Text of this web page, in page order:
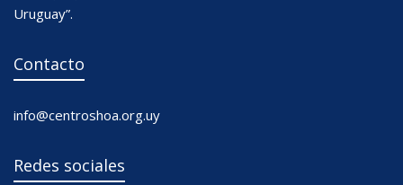
Uruguay”.
Contacto
info@centroshoa.org.uy
Redes sociales